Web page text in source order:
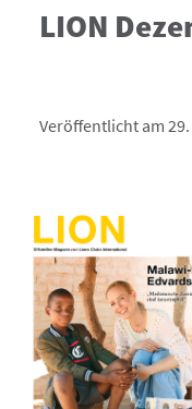
LION
Veröffentlicht am